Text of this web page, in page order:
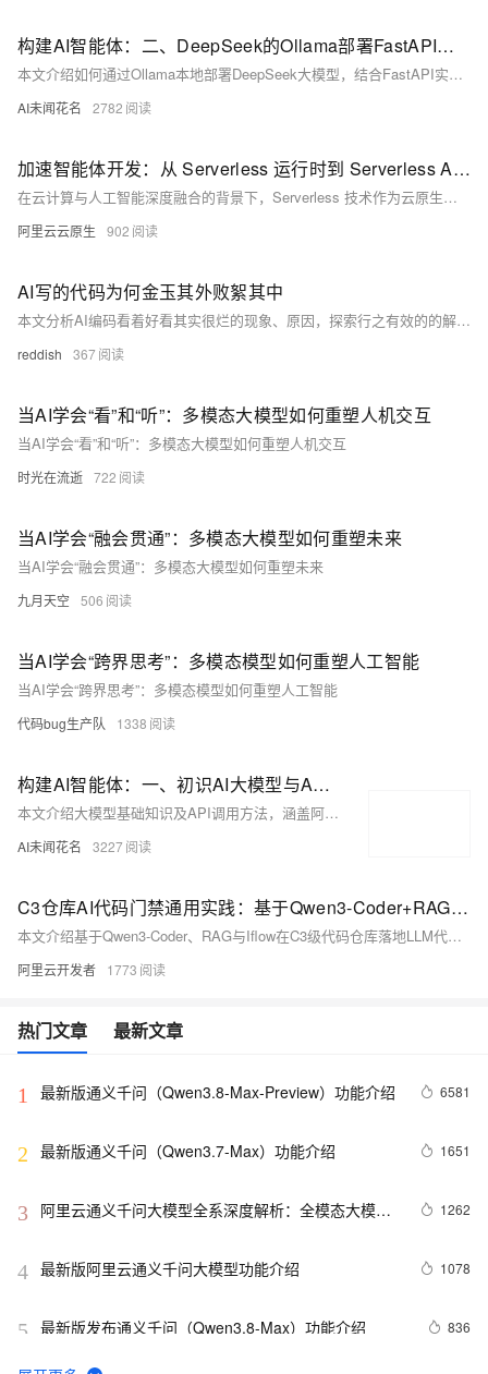
构建AI智能体：二、DeepSeek的Ollama部署FastAPI封装调用
本文介绍如何通过Ollama本地部署DeepSeek大模型，结合FastAPI实现API接口调用。涵盖Ollama安装、路径迁移、模型下载运行及REST API封装全过程，助力快速构建可扩展的AI应用服务。
AI未闻花名 2782
加速智能体开发：从 Serverless 运行时到 Serverless AI 运行时
在云计算与人工智能深度融合的背景下，Serverless 技术作为云原生架构的集大成者，正加速向 AI 原生架构演进。阿里云函数计算（FC）率先提出并实践“Serverless AI 运行时”概念，通过技术创新与生态联动，为智能体（Agent）开发提供高效、安全、低成本的基础设施支持。本文从技术演进路径、核心能力及未来展望三方面解析 Serverless AI 的突破性价值。
阿里云云原生 902
AI写的代码为何金玉其外败絮其中
本文分析AI编码看着好看其实很烂的现象、原因，探索行之有效的的解决方案。并从理论上延伸到如何更好的与AI协作的方式上。
reddish 367
当AI学会“看”和“听”：多模态大模型如何重塑人机交互
当AI学会“看”和“听”：多模态大模型如何重塑人机交互
时光在流逝 722
当AI学会“融会贯通”：多模态大模型如何重塑未来
当AI学会“融会贯通”：多模态大模型如何重塑未来
九月天空 506
当AI学会“跨界思考”：多模态模型如何重塑人工智能
当AI学会“跨界思考”：多模态模型如何重塑人工智能
代码bug生产队 1338
构建AI智能体：一、初识AI大模型与API调用
本文介绍大模型基础知识及API调用方法，涵盖阿里云百炼平台密钥申请、DashScope SDK使用、Python调用示例（如文本情感分析、图像文字识别），助力开发者快速上手大模型应用开发。
AI未闻花名 3227
C3仓库AI代码门禁通用实践：基于Qwen3-Coder+RAG的代码评审
本文介绍基于Qwen3-Coder、RAG与Iflow在C3级代码仓库落地LLM代码评审的实践，实现AI辅助人工评审。通过CI流水线自动触发，结合私域知识库与生产代码同仓管理，已成功拦截数十次高危缺陷，显著提升评审效率与质量，具备向各类代码门禁平台复用推广的价值。（239字）
阿里云开发者 1773
热门文章 最新文章
1 最新版通义千问（Qwen3.8-Max-Preview）功能介绍 6581
2 最新版通义千问（Qwen3.7-Max）功能介绍 1651
3
阿里云通义千问大模型全系深度解析：全模态大模型
1262
4 最新版阿里云通义千问大模型功能介绍 1078
5 最新版发布通义千问（Qwen3.8-Max）功能介绍 836